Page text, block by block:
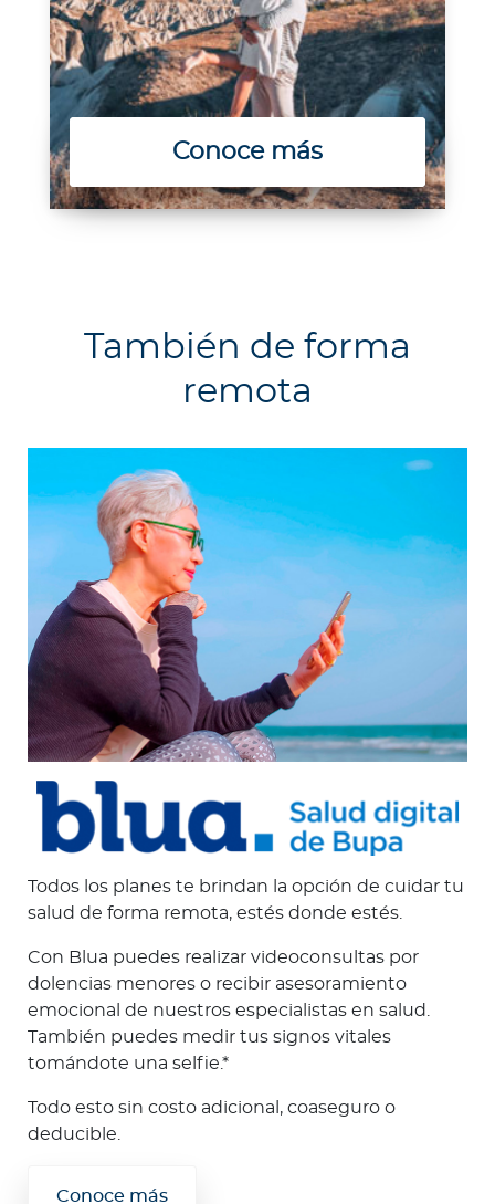
Conoce más
También de forma
remota
Todos los planes te brindan la opción de cuidar tu
salud de forma remota, estés donde estés.
Con Blua puedes realizar videoconsultas por
dolencias menores o recibir asesoramiento
emocional de nuestros especialistas en salud.
También puedes medir tus signos vitales
tomándote una selfie.*
Todo esto sin costo adicional, coaseguro o
deducible.
Conoce más